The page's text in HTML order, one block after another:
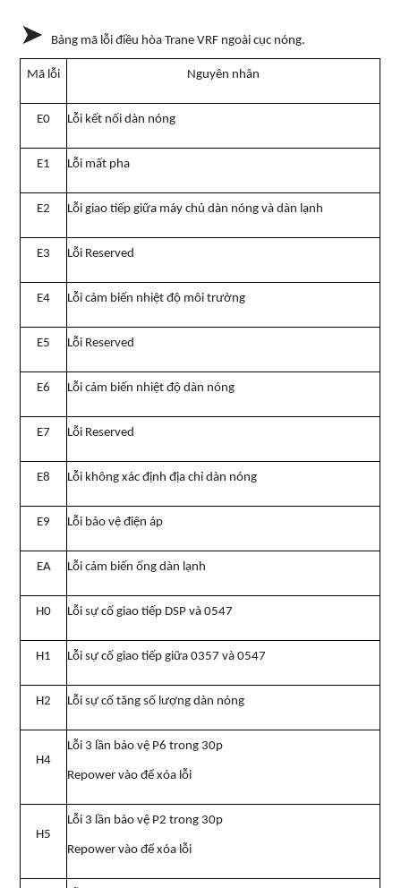
➤ Bảng mã lỗi điều hòa Trane VRF ngoài cục nóng.
Mã lỗi Nguyên nhân
E0 Lỗi kết nối dàn nóng
E1 Lỗi mất pha
E2 Lỗi giao tiếp giữa máy chủ dàn nóng và dàn lạnh
E3 Lỗi Reserved
E4 Lỗi cảm biến nhiệt độ môi trường
E5 Lỗi Reserved
E6 Lỗi cảm biến nhiệt độ dàn nóng
E7 Lỗi Reserved
E8 Lỗi không xác định địa chỉ dàn nóng
E9 Lỗi bảo vệ điện áp
EA Lỗi cảm biến ống dàn lạnh
H0 Lỗi sự cố giao tiếp DSP và 0547
H1 Lỗi sự cố giao tiếp giữa 0357 và 0547
H2 Lỗi sự cố tăng số lượng dàn nóng
H4
Lỗi 3 lần bảo vệ P6 trong 30p
Repower vào để xóa lỗi
H5
Lỗi 3 lần bảo vệ P2 trong 30p
Repower vào để xóa lỗi